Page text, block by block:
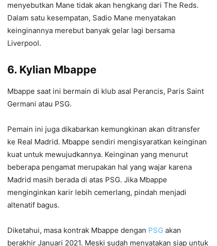
menyebutkan Mane tidak akan hengkang dari The Reds.
Dalam satu kesempatan, Sadio Mane menyatakan
keinginannya merebut banyak gelar lagi bersama
Liverpool.
6. Kylian Mbappe
Mbappe saat ini bermain di klub asal Perancis, Paris Saint
Germani atau PSG.
Pemain ini juga dikabarkan kemungkinan akan ditransfer
ke Real Madrid. Mbappe sendiri mengisyaratkan keinginan
kuat untuk mewujudkannya. Keinginan yang menurut
beberapa pengamat merupakan hal yang wajar karena
Madrid masih berada di atas PSG. Jika Mbappe
menginginkan karir lebih cemerlang, pindah menjadi
altenatif bagus.
Diketahui, masa kontrak Mbappe dengan PSG akan
berakhir Januari 2021. Meski sudah menyatakan siap untuk